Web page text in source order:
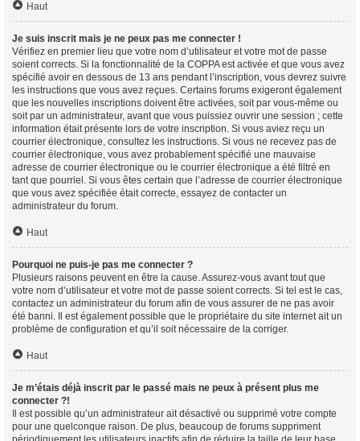
Haut
Je suis inscrit mais je ne peux pas me connecter !
Vérifiez en premier lieu que votre nom d’utilisateur et votre mot de passe
soient corrects. Si la fonctionnalité de la COPPA est activée et que vous avez
spécifié avoir en dessous de 13 ans pendant l’inscription, vous devrez suivre
les instructions que vous avez reçues. Certains forums exigeront également
que les nouvelles inscriptions doivent être activées, soit par vous-même ou
soit par un administrateur, avant que vous puissiez ouvrir une session ; cette
information était présente lors de votre inscription. Si vous aviez reçu un
courrier électronique, consultez les instructions. Si vous ne recevez pas de
courrier électronique, vous avez probablement spécifié une mauvaise
adresse de courrier électronique ou le courrier électronique a été filtré en
tant que pourriel. Si vous êtes certain que l’adresse de courrier électronique
que vous avez spécifiée était correcte, essayez de contacter un
administrateur du forum.
Haut
Pourquoi ne puis-je pas me connecter ?
Plusieurs raisons peuvent en être la cause. Assurez-vous avant tout que
votre nom d’utilisateur et votre mot de passe soient corrects. Si tel est le cas,
contactez un administrateur du forum afin de vous assurer de ne pas avoir
été banni. Il est également possible que le propriétaire du site internet ait un
problème de configuration et qu’il soit nécessaire de la corriger.
Haut
Je m’étais déjà inscrit par le passé mais ne peux à présent plus me
connecter ?!
Il est possible qu’un administrateur ait désactivé ou supprimé votre compte
pour une quelconque raison. De plus, beaucoup de forums suppriment